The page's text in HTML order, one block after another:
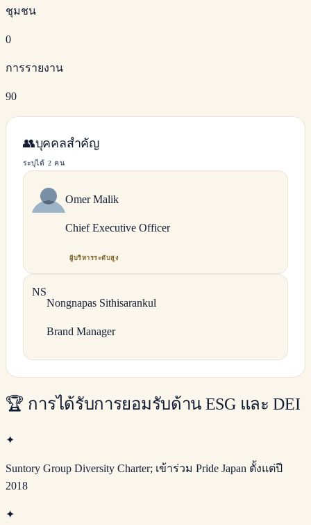
ชุมชน
0
การรายงาน
90
👥บุคคลสำคัญ
ระบุได้ 2 คน
Omer Malik
Chief Executive Officer
ผู้บริหารระดับสูง
NS
Nongnapas Sithisarankul
Brand Manager
🏆 การได้รับการยอมรับด้าน ESG และ DEI
✦
Suntory Group Diversity Charter; เข้าร่วม Pride Japan ตั้งแต่ปี
2018
✦